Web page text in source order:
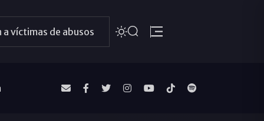
a víctimas de abusos